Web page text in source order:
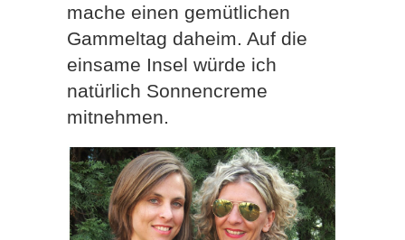
mache einen gemütlichen
Gammeltag daheim. Auf die
einsame Insel würde ich
natürlich Sonnencreme
mitnehmen.